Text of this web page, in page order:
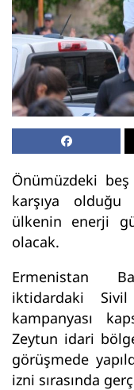
Önümüzdeki beş
karşıya
ülkenin enerji
olacak.
Ermenistan
iktidardaki
kampanyası
Zeytun idari
görüşmede
izni sırasında